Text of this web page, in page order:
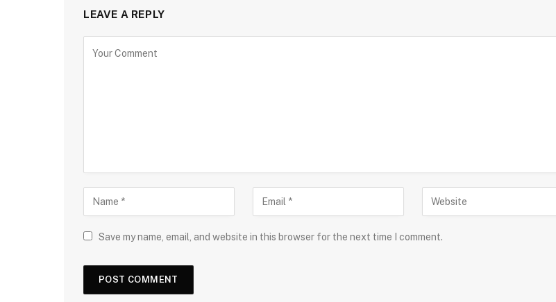
LEAVE A REPLY
Save my name, email, and website in this browser for the next time I comment.